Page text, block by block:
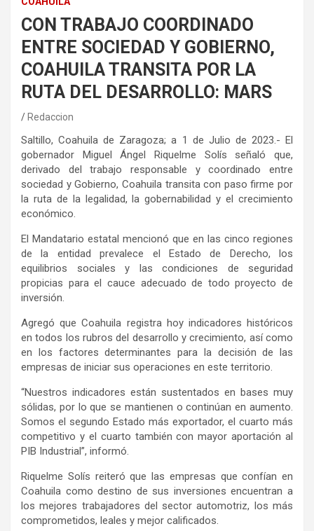
CON TRABAJO COORDINADO
ENTRE SOCIEDAD Y GOBIERNO,
COAHUILA TRANSITA POR LA
RUTA DEL DESARROLLO: MARS
Redaccion
Saltillo, Coahuila de Zaragoza; a 1 de Julio de 2023.- El
gobernador Miguel Ángel Riquelme Solís señaló que,
derivado del trabajo responsable y coordinado entre
sociedad y Gobierno, Coahuila transita con paso firme por
la ruta de la legalidad, la gobernabilidad y el crecimiento
económico.
El Mandatario estatal mencionó que en las cinco regiones
de la entidad prevalece el Estado de Derecho, los
equilibrios sociales y las condiciones de seguridad
propicias para el cauce adecuado de todo proyecto de
inversión.
Agregó que Coahuila registra hoy indicadores históricos
en todos los rubros del desarrollo y crecimiento, así como
en los factores determinantes para la decisión de las
empresas de iniciar sus operaciones en este territorio.
“Nuestros indicadores están sustentados en bases muy
sólidas, por lo que se mantienen o continúan en aumento.
Somos el segundo Estado más exportador, el cuarto más
competitivo y el cuarto también con mayor aportación al
PIB Industrial”, informó.
Riquelme Solís reiteró que las empresas que confían en
Coahuila como destino de sus inversiones encuentran a
los mejores trabajadores del sector automotriz, los más
comprometidos, leales y mejor calificados.